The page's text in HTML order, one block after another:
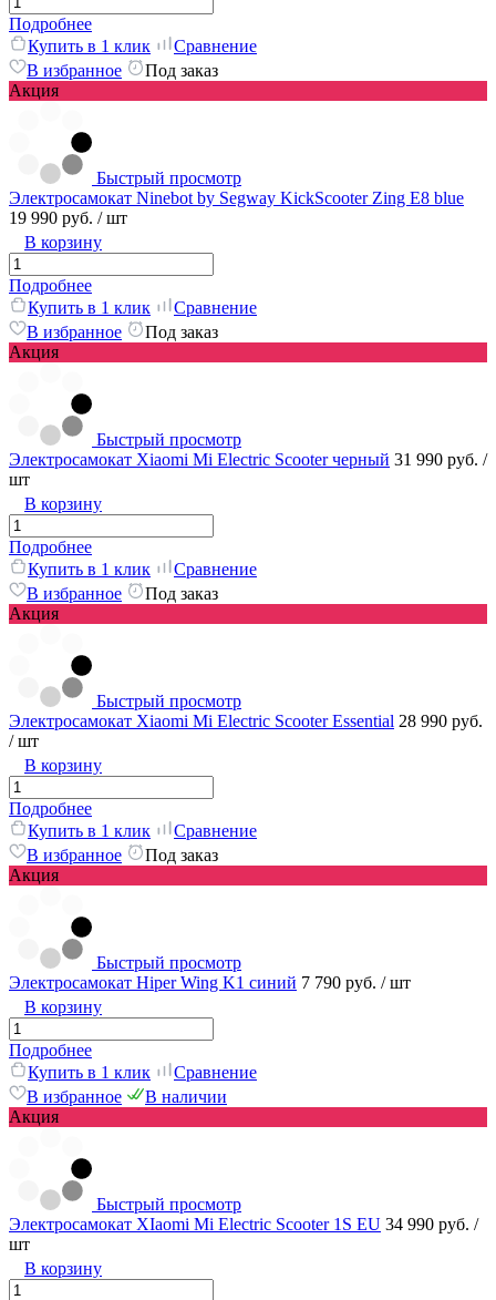
Подробнее
Купить в 1 клик
Сравнение
В избранное
Под заказ
Акция
Быстрый просмотр
Электросамокат Ninebot by Segway KickScooter Zing E8 blue
19 990 руб. / шт
В корзину
Подробнее
Купить в 1 клик
Сравнение
В избранное
Под заказ
Акция
Быстрый просмотр
Электросамокат Xiaomi Mi Electric Scooter черный 31 990 руб. /
шт
В корзину
Подробнее
Купить в 1 клик
Сравнение
В избранное
Под заказ
Акция
Быстрый просмотр
Электросамокат Xiaomi Mi Electric Scooter Essential 28 990 руб.
/ шт
В корзину
Подробнее
Купить в 1 клик
Сравнение
В избранное
Под заказ
Акция
Быстрый просмотр
Электросамокат Hiper Wing K1 синий 7 790 руб. / шт
В корзину
Подробнее
Купить в 1 клик
Сравнение
В избранное
В наличии
Акция
Быстрый просмотр
Электросамокат XIaomi Mi Electric Scooter 1S EU 34 990 руб. /
шт
В корзину